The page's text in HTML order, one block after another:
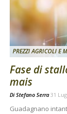
PREZZI AGRICOLI E
Fase di
mais
Di Stefano Serra 31
Guadagnano